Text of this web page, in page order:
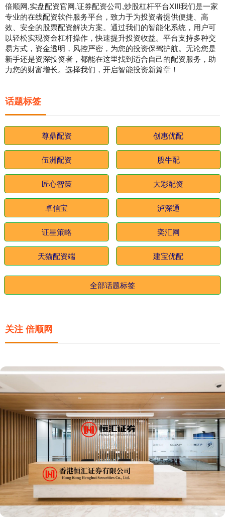
倍顺网,实盘配资官网,证券配资公司,炒股杠杆平台XIII‌我们是一家
专业的在线配资软件服务平台，致力于为投资者提供便捷、高
效、安全的股票配资解决方案。通过我们的智能化系统，用户可
以轻松实现资金杠杆操作，快速提升投资收益。平台支持多种交
易方式，资金透明，风控严密，为您的投资保驾护航。无论您是
新手还是资深投资者，都能在这里找到适合自己的配资服务，助
力您的财富增长。选择我们，开启智能投资新篇章！
话题标签
尊鼎配资 创惠优配
伍洲配资 股牛配
匠心智策 大彩配资
卓信宝 泸深通
证星策略 奕汇网
天猫配资端 建宝优配
全部话题标签
关注 倍顺网